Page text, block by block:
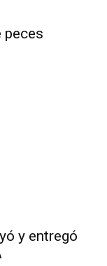
peces
y entregó